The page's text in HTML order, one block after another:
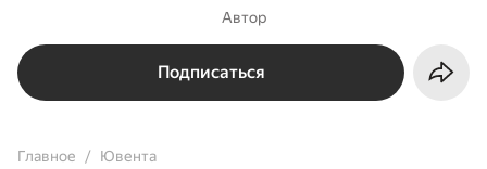
Автор
Подписаться
Главное Ювента